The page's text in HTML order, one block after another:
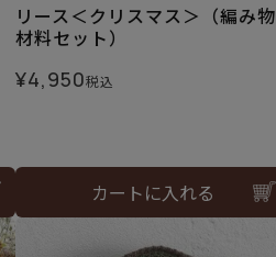
リース＜クリスマス＞（編み物
材料セット）
¥4,950税込
カートに入れる